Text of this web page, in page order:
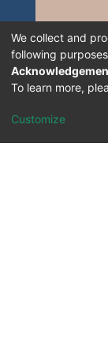
We collect and
following
To learn more,
Customize